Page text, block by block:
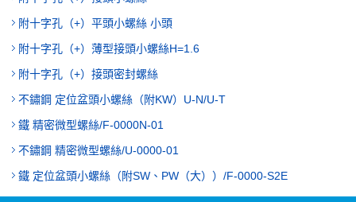
附十字孔（+）平頭小螺絲 小頭
附十字孔（+）薄型接頭小螺絲H=1.6
附十字孔（+）接頭密封螺絲
不鏽鋼 定位盆頭小螺絲（附KW）U-N/U-T
鐵 精密微型螺絲/F-0000N-01
不鏽鋼 精密微型螺絲/U-0000-01
鐵 定位盆頭小螺絲（附SW、PW（大））/F-0000-S2E